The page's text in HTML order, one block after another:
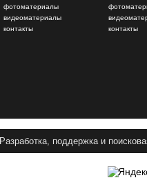
фотоматериалы
видеоматериалы
контакты
контакты
Разработка, поддержка и